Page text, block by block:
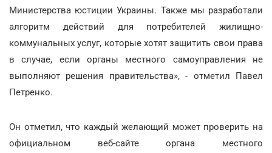
Министерства юстиции Украины. Также мы разработали
алгоритм действий для потребителей жилищно-
коммунальных услуг, которые хотят защитить свои права
в случае, если органы местного самоуправления не
выполняют решения правительства», - отметил Павел
Петренко.
Он отметил, что каждый желающий может проверить на
официальном веб-сайте органа местного